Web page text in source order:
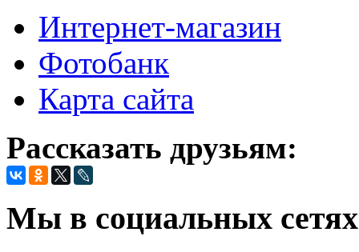
Интернет-магазин
Фотобанк
Карта сайта
Рассказать друзьям:
Мы в социальных